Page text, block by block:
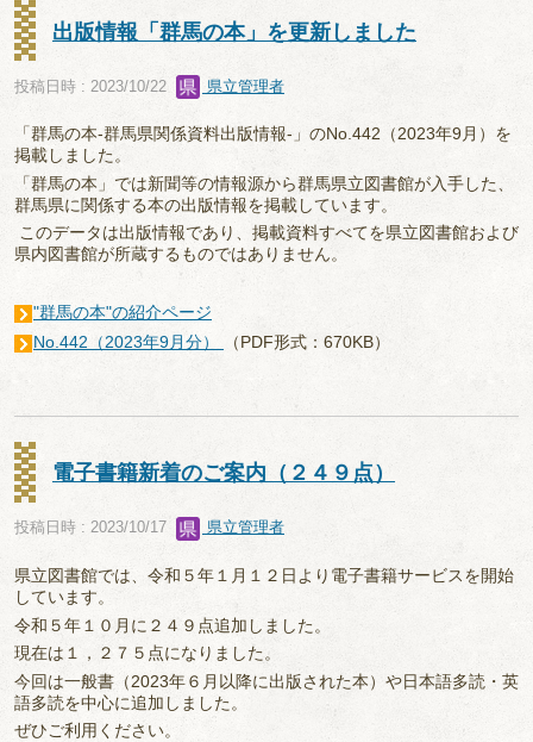
出版情報「群馬の本」を更新しました
投稿日時 : 2023/10/22 県立管理者
「群馬の本-群馬県関係資料出版情報-」のNo.442（2023年9月）を
掲載しました。
「群馬の本」では新聞等の情報源から群馬県立図書館が入手した、
群馬県に関係する本の出版情報を掲載しています。
このデータは出版情報であり、掲載資料すべてを県立図書館および
県内図書館が所蔵するものではありません。
"群馬の本"の紹介ページ
No.442（2023年9月分）
（PDF形式：670KB）
電子書籍新着のご案内（２４９点）
投稿日時 : 2023/10/17 県立管理者
県立図書館では、令和５年１月１２日より電子書籍サービスを開始
しています。
令和５年１０月に２４９点追加しました。
現在は１，２７５点になりました。
今回は一般書（2023年６月以降に出版された本）や日本語多読・英
語多読を中心に追加しました。
ぜひご利用ください。